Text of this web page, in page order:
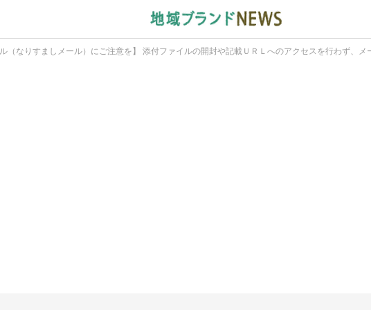
（なりすましメール）にご注意を】 添付ファイルの開封や記載ＵＲＬへのアクセスを行わず、メ